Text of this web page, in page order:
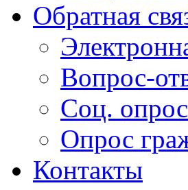
Обратная
Вопрос-
Соц.
Опрос
Контакты